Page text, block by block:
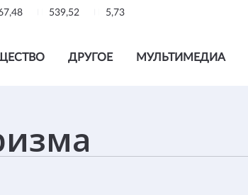
539,52 5,73
ДРУГОЕ МУЛЬТИМЕДИА